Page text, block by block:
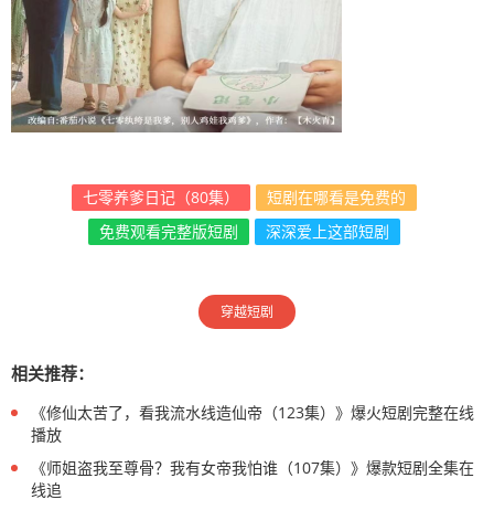
七零养爹日记（80集）
短剧在哪看是免费的
免费观看完整版短剧
深深爱上这部短剧
穿越短剧
相关推荐：
《修仙太苦了，看我流水线造仙帝（123集）》爆火短剧完整在线
播放
《师姐盗我至尊骨？我有女帝我怕谁（107集）》爆款短剧全集在
线追